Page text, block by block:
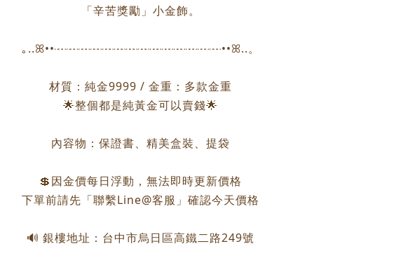
「辛苦獎勵」小金飾。
｡..ꕤ••┈┈┈┈┈┈┈┈┈┈┈┈┈┈••ꕤ..。
材質：純金9999 / 金重：多款金重
🌟整個都是純黃金可以賣錢🌟
內容物：保證書、精美盒裝、提袋
💲因金價每日浮動，無法即時更新價格
下單前請先「聯繫Line@客服」確認今天價格
🔊 銀樓地址：台中市烏日區高鐵二路249號